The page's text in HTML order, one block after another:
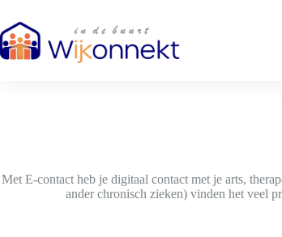
naar
de
inhoud
Met E-contact heb je digitaal contact met je arts,
ander chronisch zieken) vinden het veel